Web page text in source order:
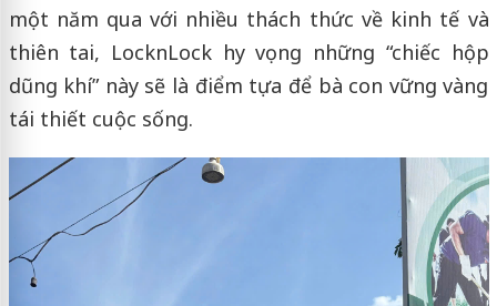
một năm qua với nhiều thách thức về kinh tế và
thiên tai, LocknLock hy vọng những “chiếc hộp
dũng khí” này sẽ là điểm tựa để bà con vững vàng
tái thiết cuộc sống.